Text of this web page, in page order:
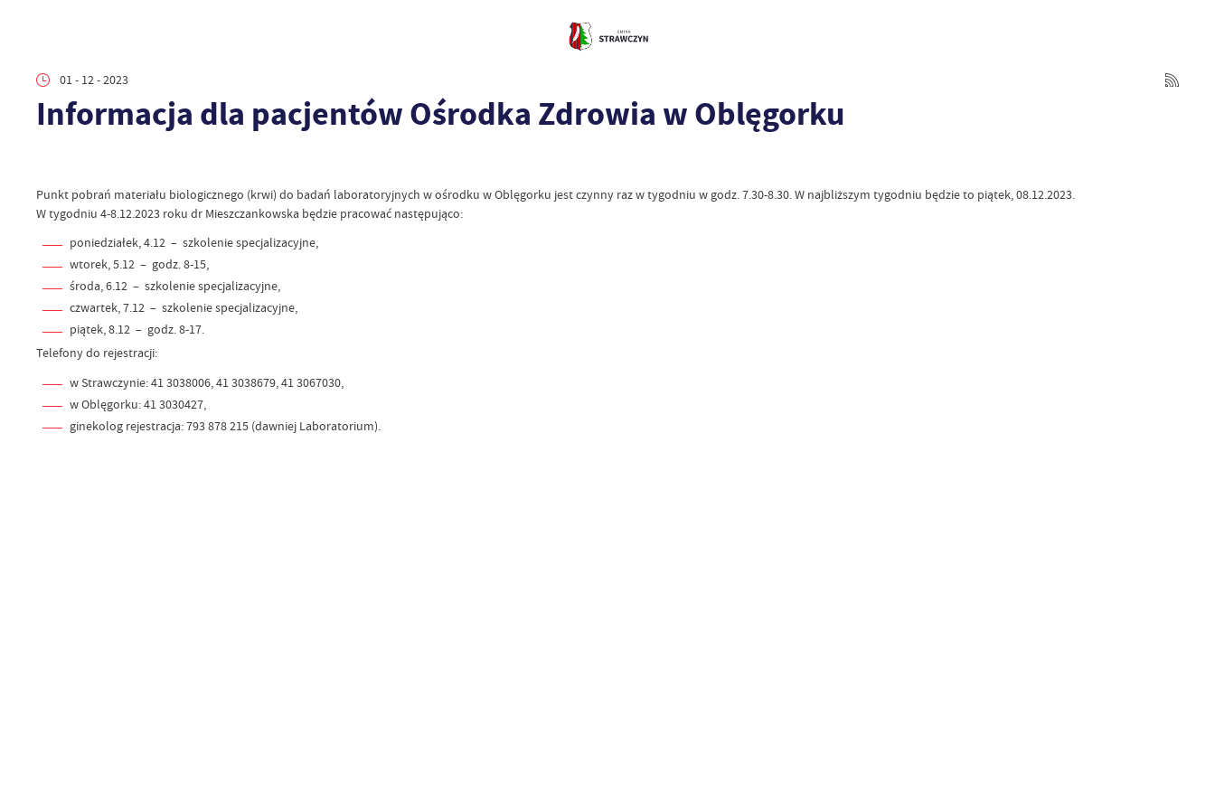
01 - 12 - 2023
Informacja dla pacjentów Ośrodka Zdrowia w Oblęgorku
Punkt pobrań materiału biologicznego (krwi) do badań laboratoryjnych w ośrodku w Oblęgorku jest czynny raz w tygodniu w godz. 7.30-8.30. W najbliższym tygodniu będzie to piątek, 08.12.2023.
W tygodniu 4-8.12.2023 roku dr Mieszczankowska będzie pracować następująco:
poniedziałek, 4.12 – szkolenie specjalizacyjne,
wtorek, 5.12 – godz. 8-15,
środa, 6.12 – szkolenie specjalizacyjne,
czwartek, 7.12 – szkolenie specjalizacyjne,
piątek, 8.12 – godz. 8-17.
Telefony do rejestracji:
w Strawczynie: 41 3038006, 41 3038679, 41 3067030,
w Oblęgorku: 41 3030427,
ginekolog rejestracja: 793 878 215 (dawniej Laboratorium).